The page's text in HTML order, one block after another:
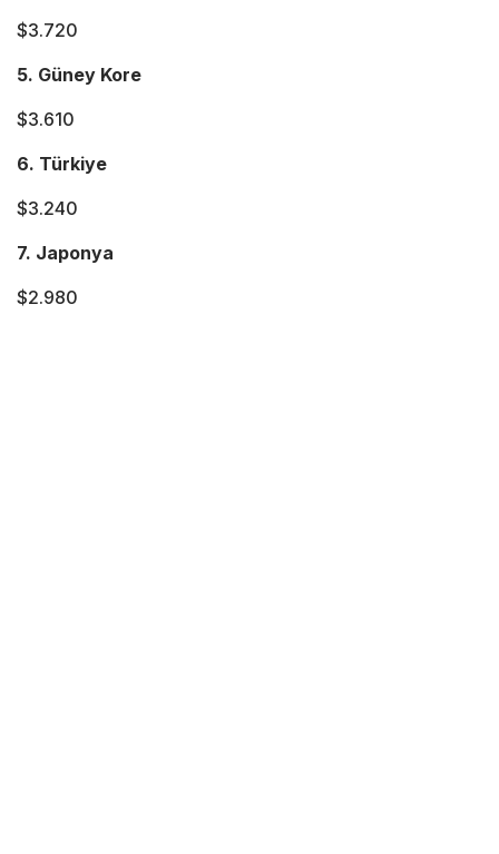
$3.720
5. Güney Kore
$3.610
6. Türkiye
$3.240
7. Japonya
$2.980